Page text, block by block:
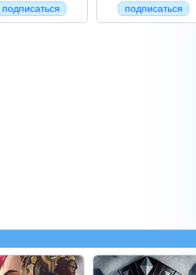
подписаться
подписаться